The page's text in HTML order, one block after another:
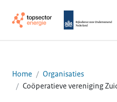
Home
Organisaties
Coöperatieve vereniging